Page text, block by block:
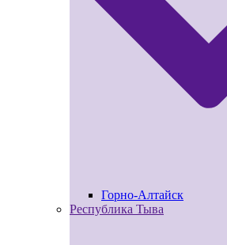
Горно-Алтайск
Республика Тыва